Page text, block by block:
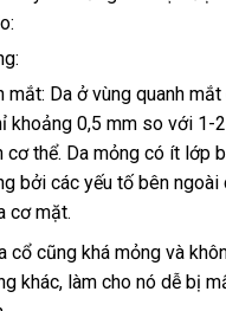
mắt: Da ở vùng quanh
khoảng 0,5 mm so với 1-
cơ thể. Da mỏng có ít lớp
bởi các yếu tố bên
cơ mặt.
cổ cũng khá mỏng và
khác, làm cho nó dễ bị